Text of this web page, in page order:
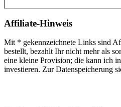
Affiliate-Hinweis
Mit * gekennzeichnete Links sind
bestellt, bezahlt Ihr nicht mehr als
eine kleine Provision; die kann ich
investieren. Zur Datenspeicherung